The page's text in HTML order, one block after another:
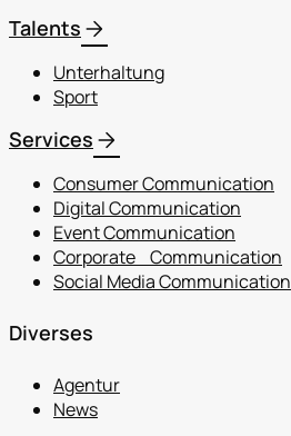
Talents arrow_forward
Unterhaltung
Sport
Services arrow_forward
Consumer Communication
Digital Communication
Event Communication
Corporate Communication
Social Media Communication
Diverses
Agentur
News